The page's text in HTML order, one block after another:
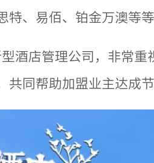
、易佰、铂金万澳等等
酒店管理公司，非常重
同帮助加盟业主达成